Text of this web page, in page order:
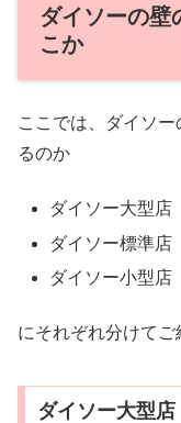
ダイソーの壁
こか
ここでは、ダイソ
るのか
ダイソー大型店
ダイソー標準店
ダイソー小型店
にそれぞれ分けてご
ダイソー大型店